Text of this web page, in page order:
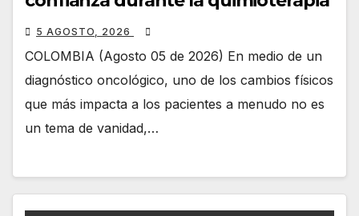
5 AGOSTO, 2026
COLOMBIA (Agosto 05 de 2026) En medio de un
diagnóstico oncológico, uno de los cambios físicos
que más impacta a los pacientes a menudo no es
un tema de vanidad,…